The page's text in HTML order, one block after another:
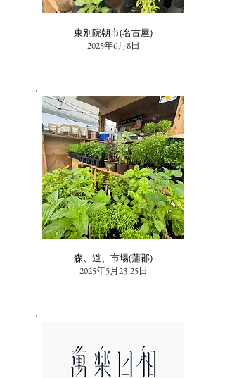
東別院朝市(名古屋)
2025年6月8日
森、道、市場(蒲郡)
2025年5月23-25日